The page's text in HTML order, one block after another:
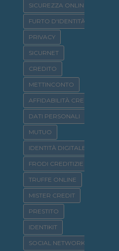
SICUREZZA ONLINE
FURTO D'IDENTITÀ
PRIVACY
SICURNET
CREDITO
METTINCONTO
AFFIDABILITÀ CREDITIZIA
DATI PERSONALI
MUTUO
IDENTITÀ DIGITALE
FRODI CREDITIZIE
TRUFFE ONLINE
MISTER CREDIT
PRESTITO
IDENTIKIT
SOCIAL NETWORK